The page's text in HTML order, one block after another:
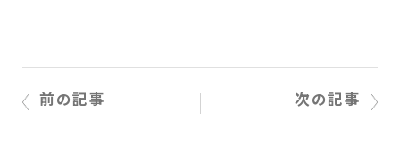
前の記事 次の記事